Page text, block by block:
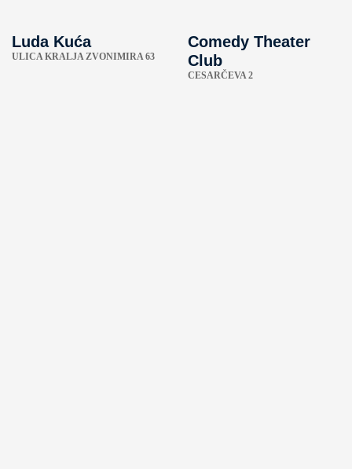
Luda Kuća
ULICA KRALJA ZVONIMIRA 63
Comedy Theater
Club
CESARČEVA 2